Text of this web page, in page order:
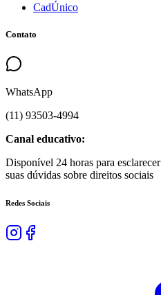
CadÚnico
Contato
WhatsApp
(11) 93503-4994
Canal educativo:
Disponível 24 horas para esclarecer
suas dúvidas sobre direitos sociais
Redes Sociais